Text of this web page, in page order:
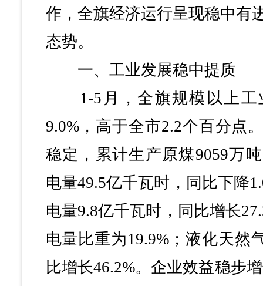
作，全旗经济运行呈现稳中有
态势。
一、工业发展稳中提质
1-5月，全旗规模以上工
9.0%，高于全市2.2个百分点
稳定，累计生产原煤9059万
电量49.5亿千瓦时，同比下降
电量9.8亿千瓦时，同比增长
电量比重为19.9%；液化天然
比增长46.2%。企业效益稳步